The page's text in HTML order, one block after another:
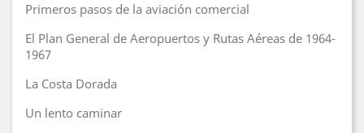
Primeros pasos de la aviación comercial
El Plan General de Aeropuertos y Rutas Aéreas de 1964-
1967
La Costa Dorada
Un lento caminar